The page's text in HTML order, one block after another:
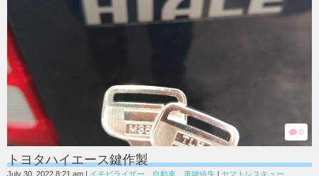
0
トヨタハイエース鍵作製
July 30, 2022 8:21 am | イモビライザー 自動車 車鍵紛失 | ヤマトレスキュー